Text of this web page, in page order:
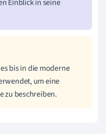
Einblick in seine
bis in die moderne
um eine
zu beschreiben.